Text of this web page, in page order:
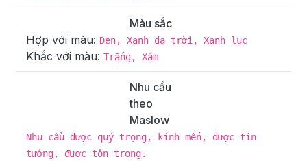
Màu sắc
Hợp với màu: Đen, Xanh da trời, Xanh lục
Khắc với màu: Trắng, Xám
Nhu cầu
theo
Maslow
Nhu cầu được quý trọng, kính mến, được tin
tưởng, được tôn trọng.